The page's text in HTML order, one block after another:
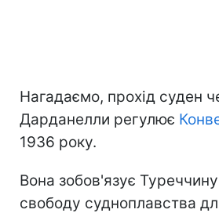
Нагадаємо, прохід суден
Дарданелли регулює
1936 року.
Вона зобов'язує Туреччину
свободу судноплавства